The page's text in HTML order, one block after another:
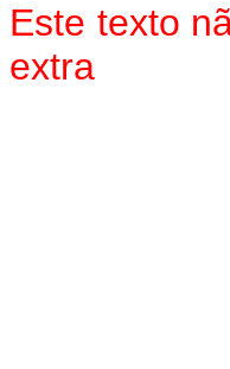
Este texto
extra